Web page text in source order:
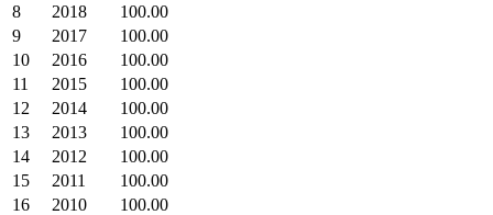
8
2018
100.00
9
2017
100.00
10
2016
100.00
11
2015
100.00
12
2014
100.00
13
2013
100.00
14
2012
100.00
15
2011
100.00
16
2010
100.00